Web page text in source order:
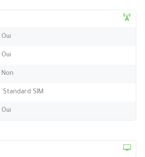
Oui
Oui
Non
`Standard SIM
Oui